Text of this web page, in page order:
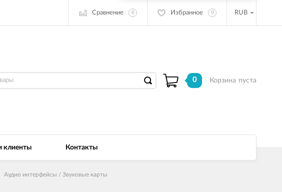
Сравнение 0 Избранное 0 RUB
0 Корзина пуста
клиенты Контакты
Аудио интерфейсы / Звуковые карты